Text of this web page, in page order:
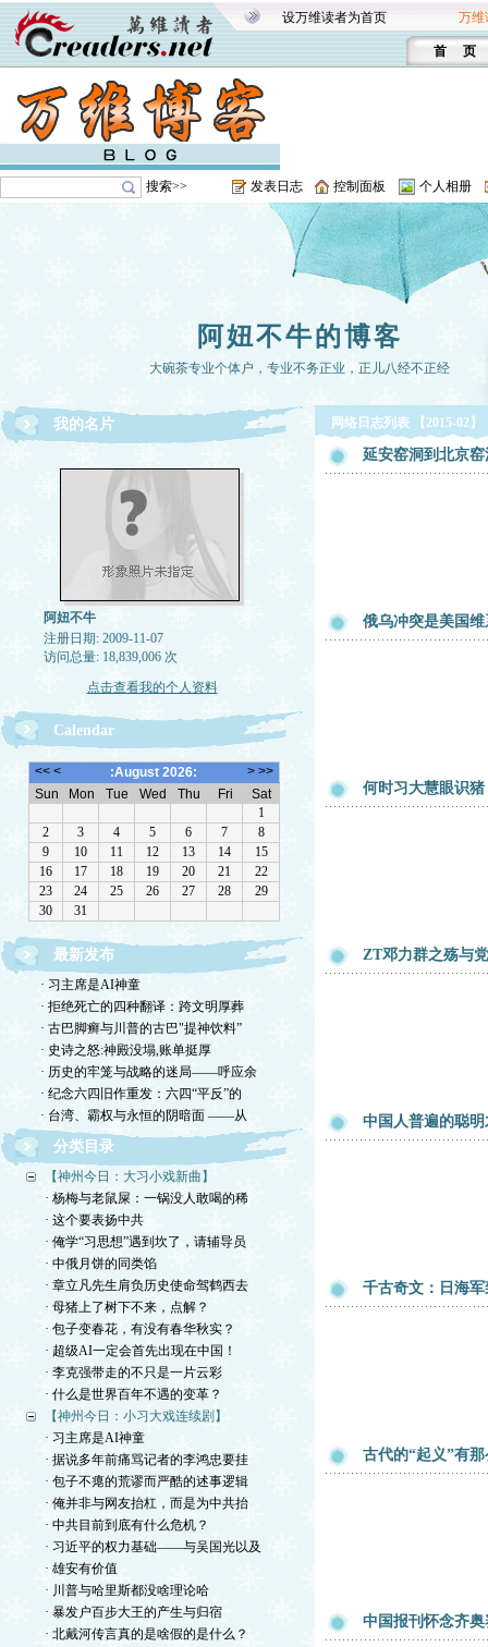
设万维读者为首页 万维
首 页
搜索>> 发表日志 控制面板 个人相册
阿妞不牛的博客
大碗茶专业个体户，专业不务正业，正儿八经不正经
我的名片
阿妞不牛
注册日期: 2009-11-07
访问总量: 18,839,006 次
点击查看我的个人资料
Calendar
最新发布
· 习主席是AI神童
· 拒绝死亡的四种翻译：跨文明厚葬
· 古巴脚癣与川普的古巴"提神饮料”
· 史诗之怒:神殿没塌,账单挺厚
· 历史的牢笼与战略的迷局——呼应余
· 纪念六四旧作重发：六四“平反”的
· 台湾、霸权与永恒的阴暗面 ——从
分类目录
【神州今日：大习小戏新曲】
· 杨梅与老鼠屎：一锅没人敢喝的稀
· 这个要表扬中共
· 俺学“习思想”遇到坎了，请辅导员
· 中俄月饼的同类馅
· 章立凡先生肩负历史使命驾鹤西去
· 母猪上了树下不来，点解？
· 包子变春花，有没有春华秋实？
· 超级AI一定会首先出现在中国！
· 李克强带走的不只是一片云彩
· 什么是世界百年不遇的变革？
【神州今日：小习大戏连续剧】
· 习主席是AI神童
· 据说多年前痛骂记者的李鸿忠要挂
· 包子不瘪的荒谬而严酷的述事逻辑
· 俺并非与网友抬杠，而是为中共抬
· 中共目前到底有什么危机？
· 习近平的权力基础——与吴国光以及
· 雄安有价值
· 川普与哈里斯都没啥理论哈
· 暴发户百步大王的产生与归宿
· 北戴河传言真的是啥假的是什么？
网络日志列表 【2015-02】
延安窑洞到北京
俄乌冲突是美国
何时习大慧眼识
ZT邓力群之殇与
中国人普遍的聪
千古奇文：日海
古代的“起义”有
中国报刊怀念齐